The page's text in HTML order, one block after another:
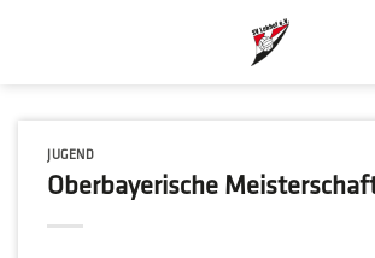
JUGEND
Oberbayerische